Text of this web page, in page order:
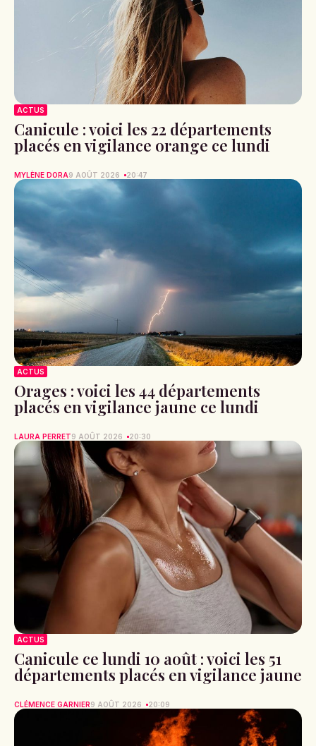
ACTUS
Canicule : voici les 22 départements
placés en vigilance orange ce lundi
MYLÈNE DORA9 AOÛT 2026 20:47
ACTUS
Orages : voici les 44 départements
placés en vigilance jaune ce lundi
LAURA PERRET9 AOÛT 2026 20:30
ACTUS
Canicule ce lundi 10 août : voici les 51
départements placés en vigilance jaune
CLÉMENCE GARNIER9 AOÛT 2026 20:09